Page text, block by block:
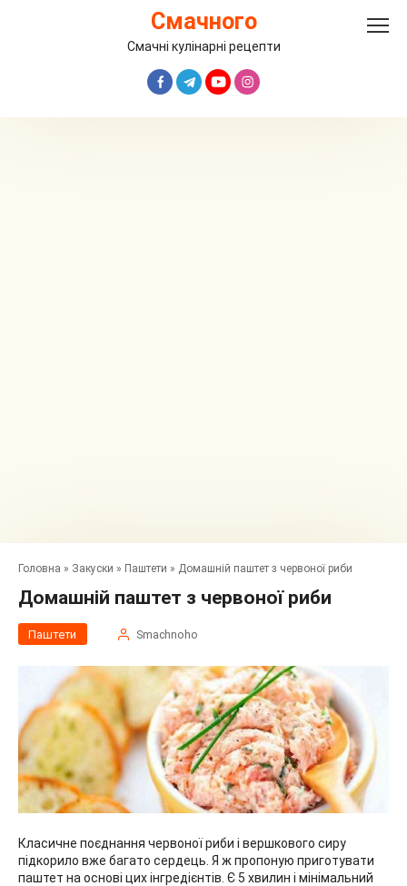
Смачного
Смачні кулінарні рецепти
Головна » Закуски » Паштети » Домашній паштет з червоної риби
Домашній паштет з червоної риби
Паштети Smachnoho
Класичне поєднання червоної риби і вершкового сиру
підкорило вже багато сердець. Я ж пропоную приготувати
паштет на основі цих інгредієнтів. Є 5 хвилин і мінімальний